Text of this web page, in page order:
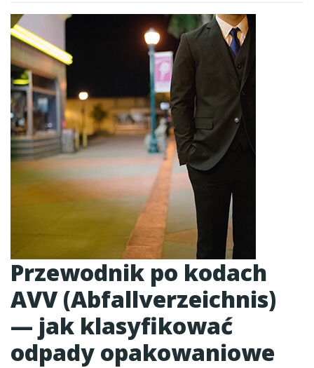
Przewodnik po kodach
AVV (Abfallverzeichnis)
— jak klasyfikować
odpady opakowaniowe